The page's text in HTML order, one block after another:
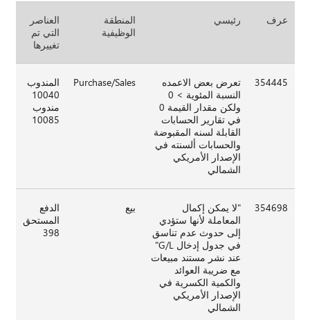
عرف رئيسي
المنطقة
الوظيفية
العناصر
التي تم
تغييرها
354445
تعرض بعض الاعمده
النسبة المئوية > 0
ولكن مقدار القيمة 0
في تقارير الحسابات
القابلة لسنه المقبوضة
والحسابات ألسنته في
الإصدار الأمريكي
الشمالي
Purchase/Sales
المندوب
10040
مندوب
10085
354698
"لا يمكن إكمال
المعاملة لأنها ستؤدي
إلى حدوث عدم تناسق
في جدول إدخال G/L"
عند نشر مستند مبيعات
مع ضريبة العوائد
والكمية الكسرية في
الإصدار الأمريكي
الشمالي
بيع
الدفع
المستحق
398